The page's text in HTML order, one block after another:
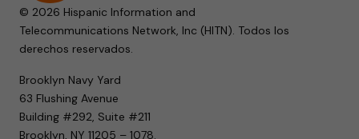
© 2026 Hispanic Information and
Telecommunications Network, Inc (HITN). Todos los
derechos reservados.
Brooklyn Navy Yard
63 Flushing Avenue
Building #292, Suite #211
Brooklyn, NY 11205 – 1078.